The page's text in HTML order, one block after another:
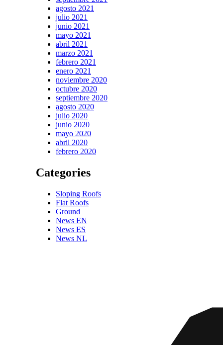
agosto 2021
julio 2021
junio 2021
mayo 2021
abril 2021
marzo 2021
febrero 2021
enero 2021
noviembre 2020
octubre 2020
septiembre 2020
agosto 2020
julio 2020
junio 2020
mayo 2020
abril 2020
febrero 2020
Categories
Sloping Roofs
Flat Roofs
Ground
News EN
News ES
News NL